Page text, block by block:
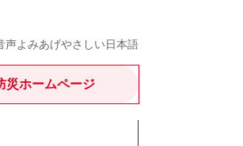
声よみあげやさしい日本語
災ホームページ